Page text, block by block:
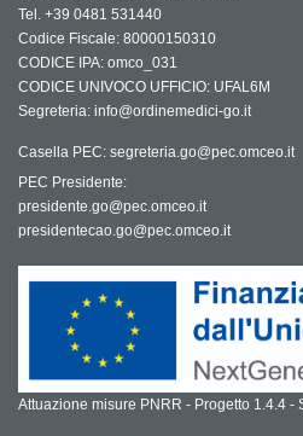
Tel. +39 0481 531440
Codice Fiscale: 80000150310
CODICE IPA: omco_031
CODICE UNIVOCO UFFICIO: UFAL6M
Segreteria: info@ordinemedici-go.it
Casella PEC: segreteria.go@pec.omceo.it
PEC Presidente:
presidente.go@pec.omceo.it
presidentecao.go@pec.omceo.it
Attuazione misure PNRR - Progetto 1.4.4 -